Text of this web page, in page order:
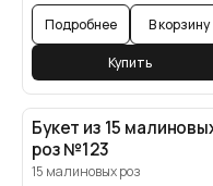
Подробнее В корзину
Купить
Букет из 15
роз №123
15 малиновых роз